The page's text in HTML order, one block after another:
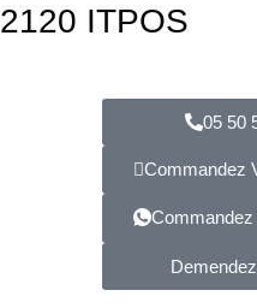
2120 ITPOS
05 50
Commandez